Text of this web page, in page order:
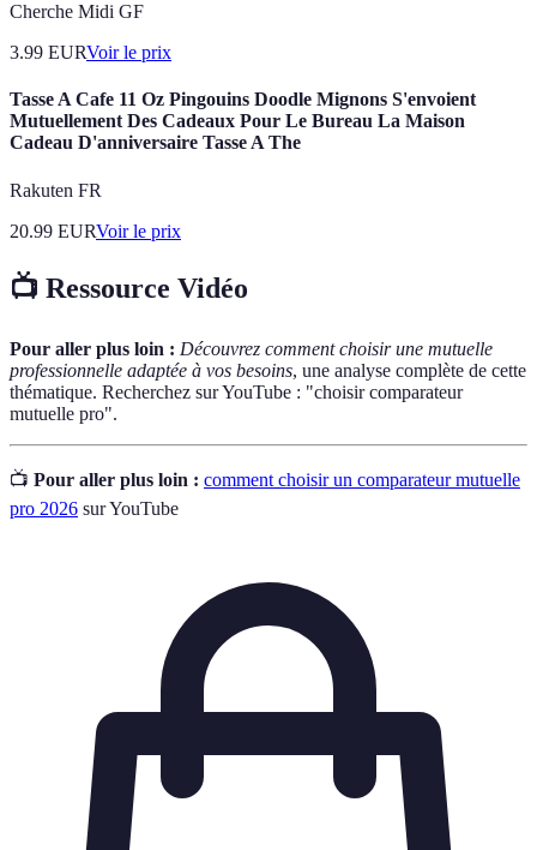
Cherche Midi GF
3.99 EURVoir le prix
Tasse A Cafe 11 Oz Pingouins Doodle Mignons S'envoient
Mutuellement Des Cadeaux Pour Le Bureau La Maison
Cadeau D'anniversaire Tasse A The
Rakuten FR
20.99 EURVoir le prix
📺 Ressource Vidéo
Pour aller plus loin : Découvrez comment choisir une mutuelle
professionnelle adaptée à vos besoins, une analyse complète de cette
thématique. Recherchez sur YouTube : "choisir comparateur
mutuelle pro".
📺 Pour aller plus loin : comment choisir un comparateur mutuelle
pro 2026 sur YouTube